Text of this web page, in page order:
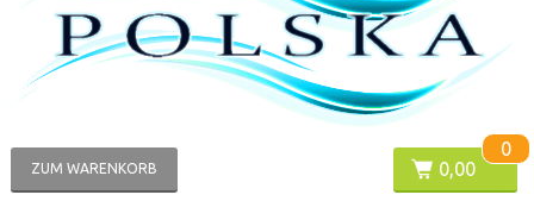
0,00
0
ZUM WARENKORB